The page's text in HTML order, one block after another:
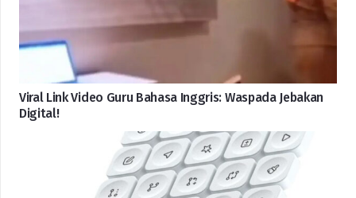
Viral Link Video Guru Bahasa Inggris: Waspada Jebakan
Digital!